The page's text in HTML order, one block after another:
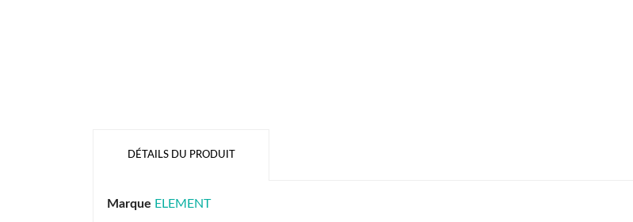
DÉTAILS DU PRODUIT
Marque ELEMENT